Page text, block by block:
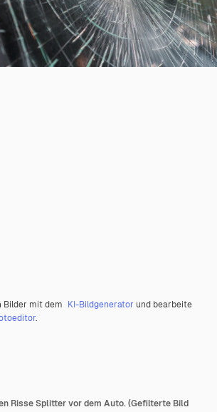
Bilder mit dem KI-Bildgenerator und bearbeite
.
Risse Splitter vor dem Auto. (Gefilterte Bild